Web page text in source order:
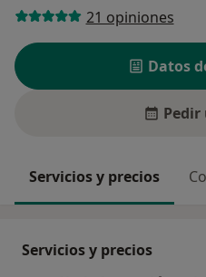
21 opiniones
Datos
Servicios y precios
Servicios y precios